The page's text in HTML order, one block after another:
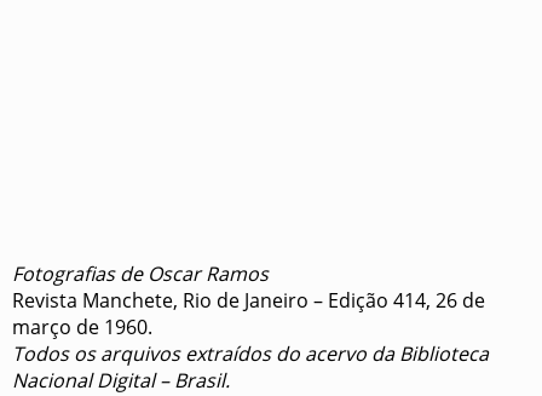
Fotografias de Oscar Ramos
Revista Manchete, Rio de Janeiro – Edição 414, 26 de
março de 1960.
Todos os arquivos extraídos do acervo da Biblioteca
Nacional Digital – Brasil.